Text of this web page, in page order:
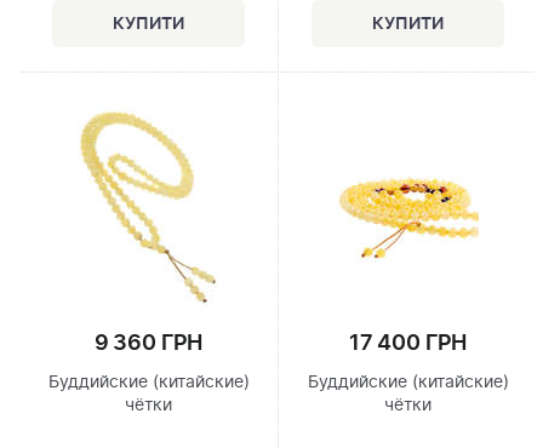
9 360 ГРН
Буддийские (китайские)
чётки
17 400 ГРН
Буддийские (китайские)
чётки